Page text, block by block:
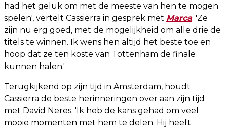
had het geluk om met de meeste van hen te mogen
spelen', vertelt Cassierra in gesprek met Marca. 'Ze
zijn nu erg goed, met de mogelijkheid om alle drie de
titels te winnen. Ik wens hen altijd het beste toe en
hoop dat ze ten koste van Tottenham de finale
kunnen halen.'
Terugkijkend op zijn tijd in Amsterdam, houdt
Cassierra de beste herinneringen over aan zijn tijd
met David Neres. 'Ik heb de kans gehad om veel
mooie momenten met hem te delen. Hij heeft